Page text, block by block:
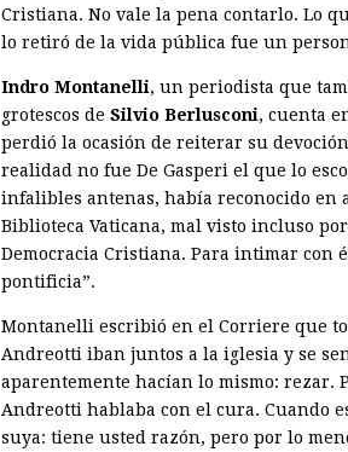
Cristiana. No vale la pena contarlo. Lo
lo retiró de la vida pública fue un
Indro Montanelli, un periodista que
grotescos de Silvio Berlusconi, cuenta
perdió la ocasión de reiterar su
realidad no fue De Gasperi el que lo
infalibles antenas, había reconocido en
Biblioteca Vaticana, mal visto incluso
Democracia Cristiana. Para intimar con
pontificia”.
Montanelli escribió en el Corriere que
Andreotti iban juntos a la iglesia y se
aparentemente hacían lo mismo: rezar.
Andreotti hablaba con el cura. Cuando
suya: tiene usted razón, pero por lo